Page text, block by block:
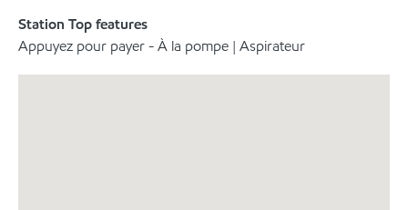
Station Top features
Appuyez pour payer - À la pompe | Aspirateur